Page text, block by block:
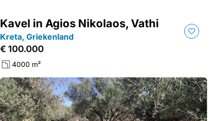
Kavel in Agios Nikolaos, Vathi
Kreta, Griekenland
€ 100.000
4000 m²